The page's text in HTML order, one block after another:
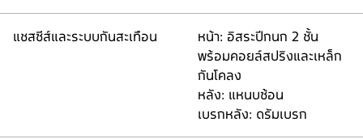
แชสซีส์และระบบกันสะเทือน
หน้า: อิสระปีกนก 2 ชั้น
พร้อมคอยล์สปริงและเหล็ก
กันโคลง
หลัง: แหนบซ้อน
เบรกหลัง: ดรัมเบรก